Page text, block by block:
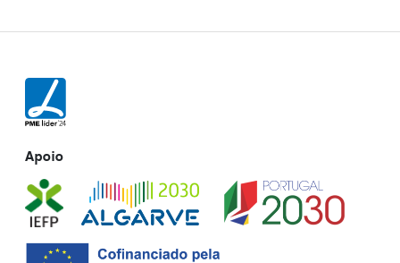
Apoio